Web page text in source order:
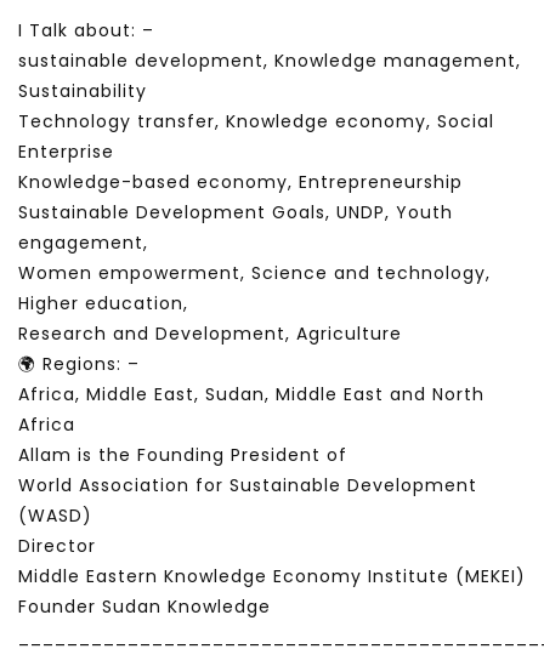
I Talk about: –
sustainable development, Knowledge management,
Sustainability
Technology transfer, Knowledge economy, Social
Enterprise
Knowledge-based economy, Entrepreneurship
Sustainable Development Goals, UNDP, Youth
engagement,
Women empowerment, Science and technology,
Higher education,
Research and Development, Agriculture
🌍 Regions: –
Africa, Middle East, Sudan, Middle East and North
Africa
Allam is the Founding President of
World Association for Sustainable Development
(WASD)
Director
Middle Eastern Knowledge Economy Institute (MEKEI)
Founder Sudan Knowledge